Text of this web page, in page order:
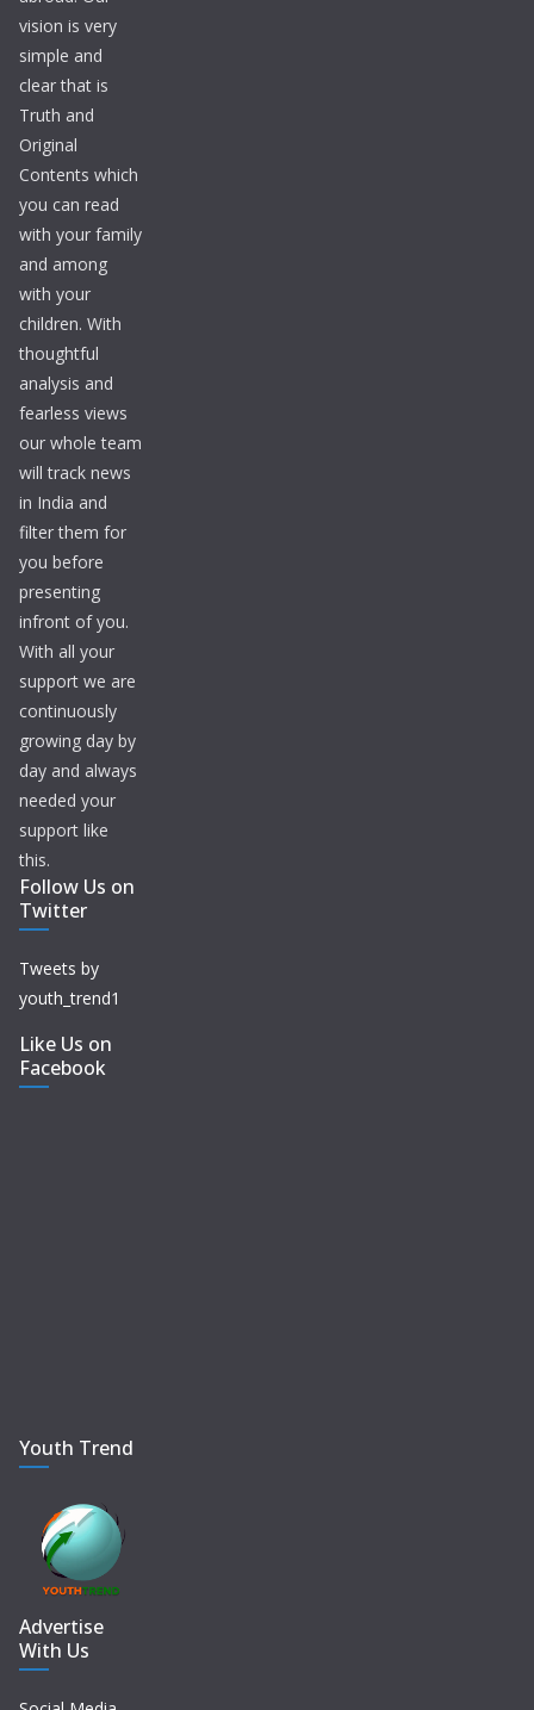
vision is very
simple and
clear that is
Truth and
Original
Contents which
you can read
with your family
and among
with your
children. With
thoughtful
analysis and
fearless views
our whole team
will track news
in India and
filter them for
you before
presenting
infront of you.
With all your
support we are
continuously
growing day by
day and always
needed your
support like
this.
Follow Us on
Twitter
Tweets by
youth_trend1
Like Us on
Facebook
Youth Trend
Advertise
With Us